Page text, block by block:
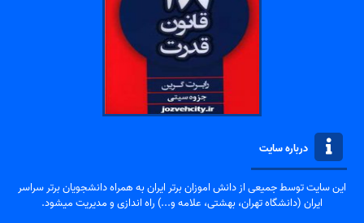
درباره سایت
این سایت توسط جمیعی از دانش اموزان برتر ایران به همراه دانشجویان برتر سراسر
ایران (دانشگاه تهران، بهشتی، علامه و...) راه اندازی و مدیریت میشود.